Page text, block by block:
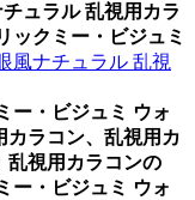
ュラル 乱視用カラ
ックミー・ビジュミ
風ナチュラル 乱視
ー・ビジュミ ウォ
カラコン、乱視用カ
乱視用カラコンの
ー・ビジュミ ウォ